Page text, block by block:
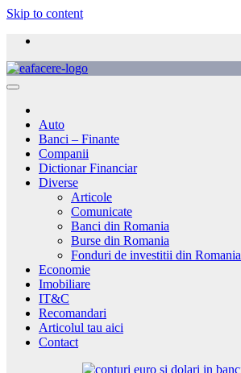
Skip to content
Auto
Banci – Finante
Companii
Dictionar Financiar
Diverse
Articole
Comunicate
Banci din Romania
Burse din Romania
Fonduri de investitii din Romania
Economie
Imobiliare
IT&C
Recomandari
Articolul tau aici
Contact